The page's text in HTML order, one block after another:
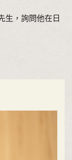
生，詢問他在日